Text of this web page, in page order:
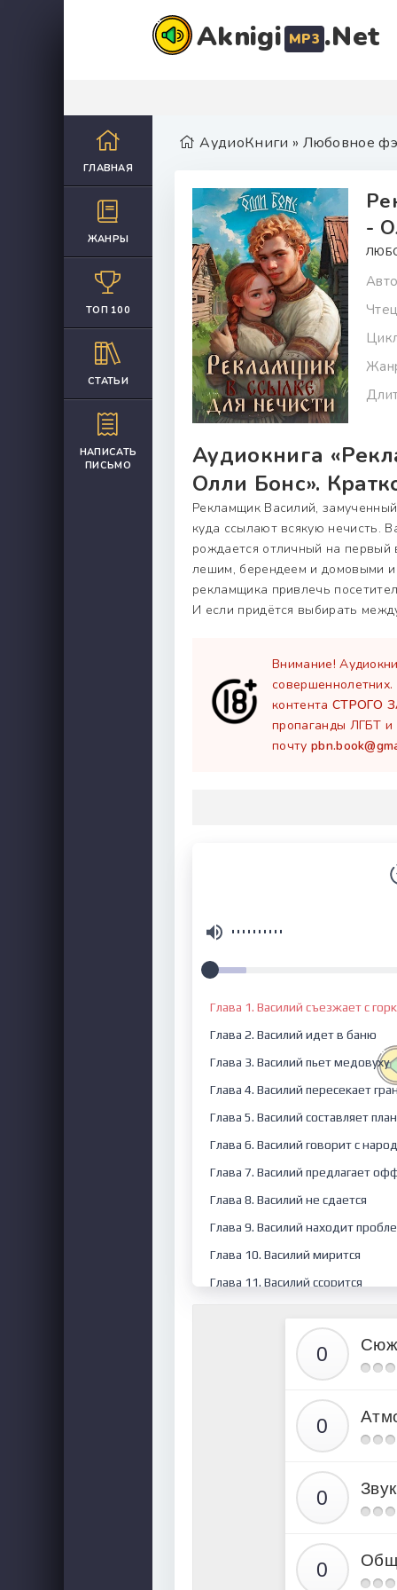
Aknigi MP3 .Net
ГЛАВНАЯ
ЖАНРЫ
ТОП 100
СТАТЬИ
НАПИСАТЬ
ПИСЬМО
АудиоКниги » Любовное
-
Аудиокнига
Олли Бонс».
Рекламщик Василий,
куда ссылают всякую нечисть.
рождается отличный на первый
лешим, берендеем и домовыми и
рекламщика привлечь
И если придётся выбирать
Внимание!
контента СТРОГО
пропаганды ЛГБТ и
почту
Глава 1. Василий съезжает с
Глава 2. Василий идет в баню
Глава 3. Василий пьет медовуху
Глава 4. Василий пересекает
Глава 5. Василий составляет план
Глава 6. Василий говорит с
Глава 7. Василий предлагает
Глава 8. Василий не сдается
Глава 9. Василий находит
Глава 10. Василий мирится
Глава 11. Василий ссорится
Глава 13. Василия терзают
Глава 14. Василий делает
Глава 16. Василий стоит на
Глава 17. Василий выбирает путь
Глава 18. Василий жалеет
Глава 19. Василий решает
Глава 21. Василий действует по
Глава 22. Василий заводит